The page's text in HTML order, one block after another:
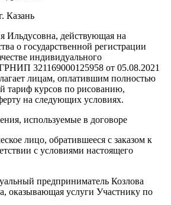
Казань
Ильдусовна, действующая на
о государственной регистрации
индивидуального
321169000125958 от 05.08.2021
лицам, оплатившим полностью
тариф курсов по рисованию,
на следующих условиях.
используемые в договоре
лицо, обратившееся с заказом к
с условиями настоящего
предприниматель Козлова
оказывающая услуги Участнику по